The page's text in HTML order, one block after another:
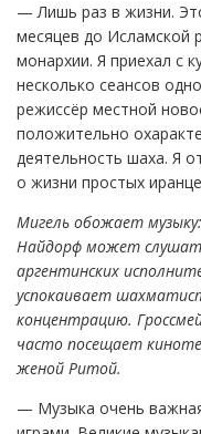
— Лишь раз в жизни.
месяцев до Исламской
монархии. Я приехал с
несколько сеансов
режиссёр местной
положительно
деятельность шаха. Я
о жизни простых
Мигель обожает
Найдорф может
аргентинских
успокаивает
концентрацию.
часто посещает
женой Ритой.
— Музыка очень